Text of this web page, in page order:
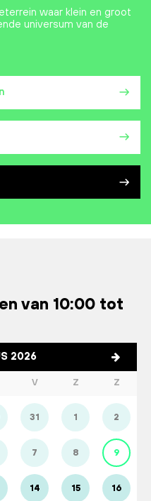
waar klein en groot
universum van de
van 10:00 tot
2026
V Z Z
31 1 2
7 8 9
14 15 16